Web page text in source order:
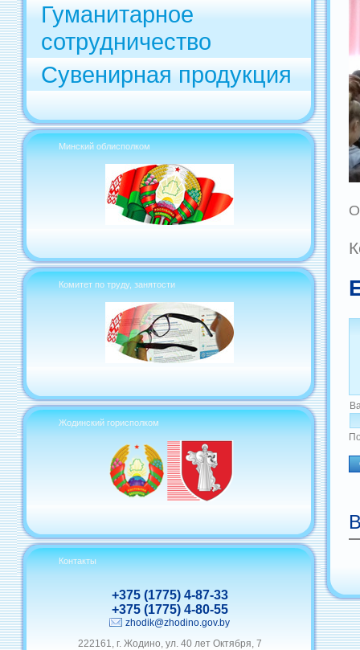
Гуманитарное
сотрудничество
Сувенирная продукция
Минский облисполком
Комитет по труду, занятости
Жодинский горисполком
Контакты
+375 (1775) 4-87-33
+375 (1775) 4-80-55
zhodik@zhodino.gov.by
222161, г. Жодино, ул. 40 лет Октября, 7